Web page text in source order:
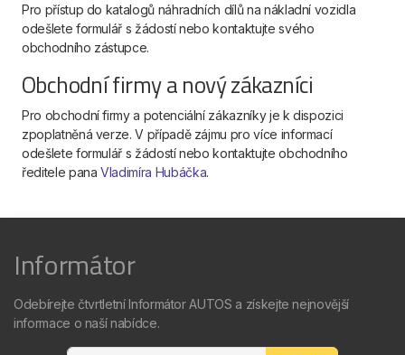
Pro přístup do katalogů náhradních dílů na nákladní vozidla
odešlete formulář s žádostí nebo kontaktujte svého
obchodního zástupce.
Obchodní firmy a nový zákazníci
Pro obchodní firmy a potenciální zákazníky je k dispozici
zpoplatněná verze. V případě zájmu pro více informací
odešlete formulář s žádostí nebo kontaktujte obchodního
ředitele panaVladimíra Hubáčka.
Informátor
Odebírejte čtvrtletní Informátor AUTOS a získejte nejnovější
informace o naší nabídce.